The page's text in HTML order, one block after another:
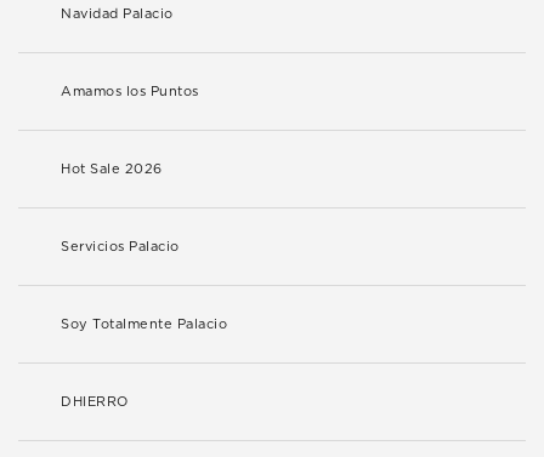
Navidad Palacio
Amamos los Puntos
Hot Sale 2026
Servicios Palacio
Soy Totalmente Palacio
DHIERRO